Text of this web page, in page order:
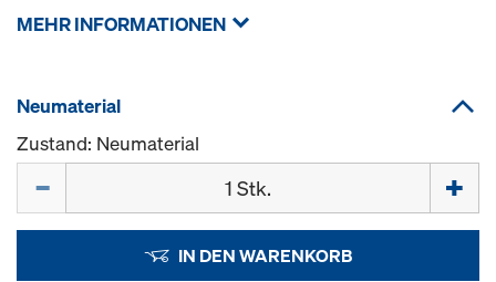
MEHR INFORMATIONEN
Neumaterial
Zustand: Neumaterial
IN DEN WARENKORB